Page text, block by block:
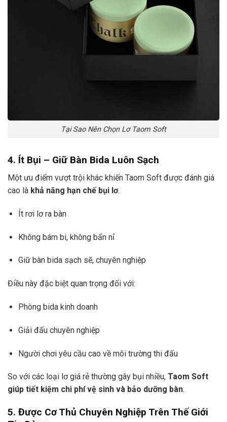
Tại Sao Nên Chọn Lơ Taom Soft
4. Ít Bụi – Giữ Bàn Bida Luôn Sạch
Một ưu điểm vượt trội khác khiến Taom Soft được đánh giá
cao là khả năng hạn chế bụi lơ.
Ít rơi lơ ra bàn
Không bám bi, không bẩn nỉ
Giữ bàn bida sạch sẽ, chuyên nghiệp
Điều này đặc biệt quan trọng đối với:
Phòng bida kinh doanh
Giải đấu chuyên nghiệp
Người chơi yêu cầu cao về môi trường thi đấu
So với các loại lơ giá rẻ thường gây bụi nhiều, Taom Soft
giúp tiết kiệm chi phí vệ sinh và bảo dưỡng bàn.
5. Được Cơ Thủ Chuyên Nghiệp Trên Thế Giới